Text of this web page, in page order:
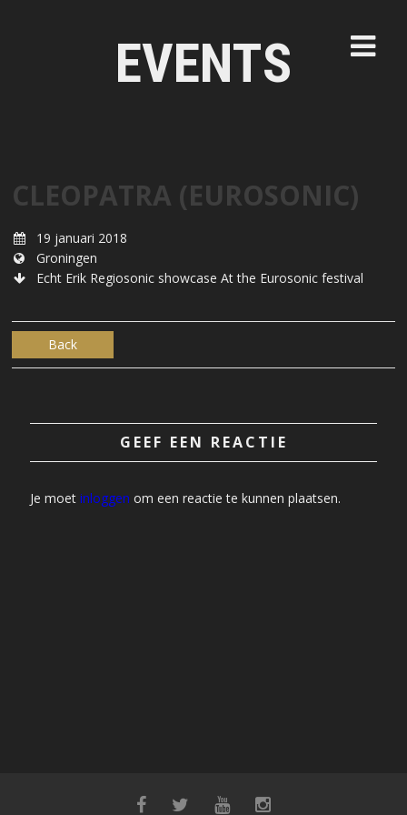
EVENTS
CLEOPATRA (EUROSONIC)
19 januari 2018
Groningen
Echt Erik Regiosonic showcase At the Eurosonic festival
Back
GEEF EEN REACTIE
Je moet inloggen om een reactie te kunnen plaatsen.